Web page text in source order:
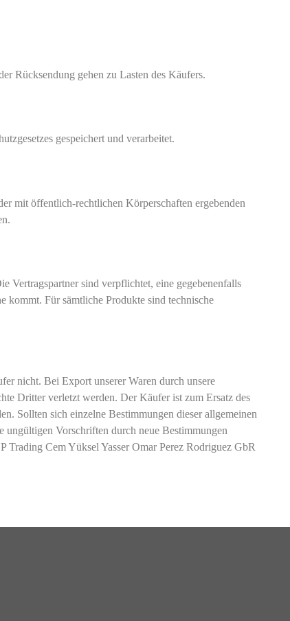
Rücksendung gehen zu Lasten des Käufers.
gespeichert und verarbeitet.
mit öffentlich-rechtlichen Körperschaften ergebenden
Vertragspartner sind verpflichtet, eine gegebenenfalls
kommt. Für sämtliche Produkte sind technische
nicht. Bei Export unserer Waren durch unsere
Dritter verletzt werden. Der Käufer ist zum Ersatz des
Sollten sich einzelne Bestimmungen dieser allgemeinen
Vorschriften durch neue Bestimmungen
Cem Yüksel Yasser Omar Perez Rodriguez GbR